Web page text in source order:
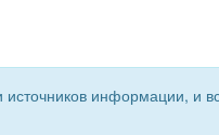
источников информации, и